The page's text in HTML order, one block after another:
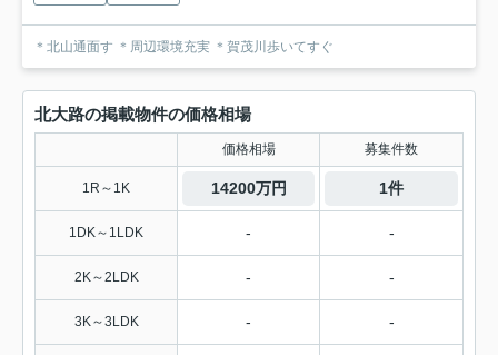
＊北山通面す ＊周辺環境充実 ＊賀茂川歩いてすぐ
北大路の掲載物件の価格相場
価格相場 募集件数
1R～1K 14200万円 1件
1DK～1LDK - -
2K～2LDK - -
3K～3LDK - -